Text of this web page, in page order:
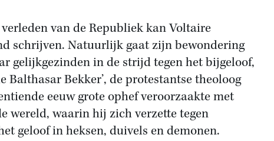
van de Republiek kan Voltaire
schrijven. Natuurlijk gaat zijn bewondering
gelijkgezinden in de strijd tegen het bijgeloof,
Balthasar Bekker’, de protestantse theoloog
eeuw grote ophef veroorzaakte met
wereld, waarin hij zich verzette tegen
geloof in heksen, duivels en demonen.